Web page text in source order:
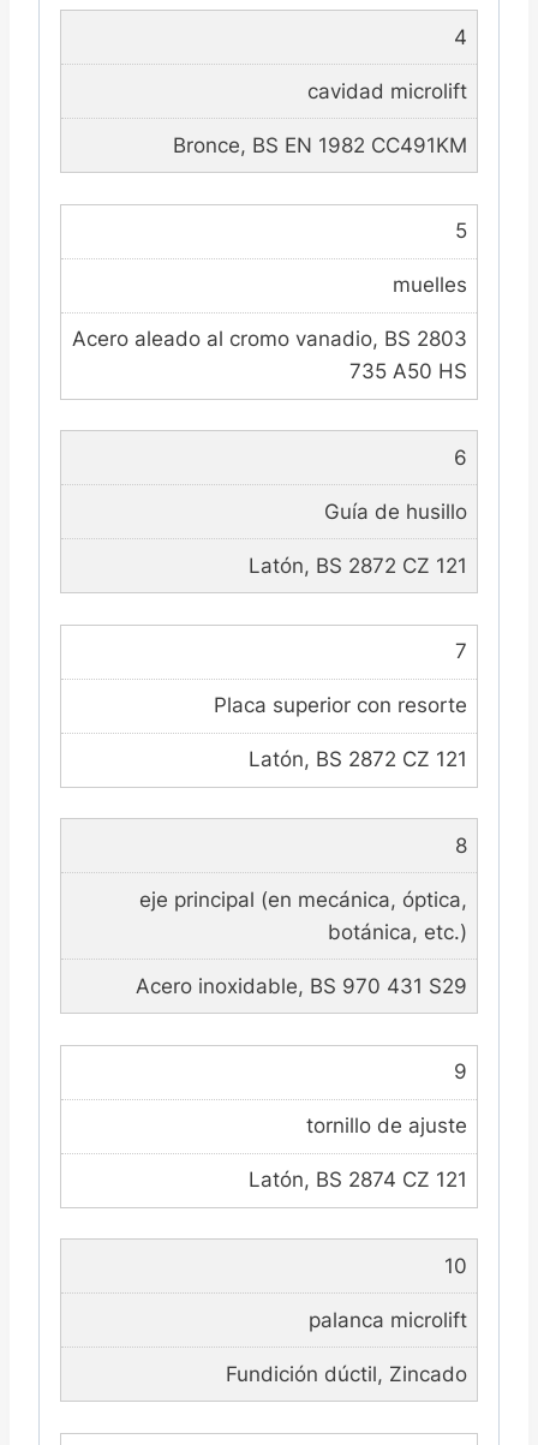
4
cavidad microlift
Bronce, BS EN 1982 CC491KM
5
muelles
Acero aleado al cromo vanadio, BS 2803
735 A50 HS
6
Guía de husillo
Latón, BS 2872 CZ 121
7
Placa superior con resorte
Latón, BS 2872 CZ 121
8
eje principal (en mecánica, óptica,
botánica, etc.)
Acero inoxidable, BS 970 431 S29
9
tornillo de ajuste
Latón, BS 2874 CZ 121
10
palanca microlift
Fundición dúctil, Zincado